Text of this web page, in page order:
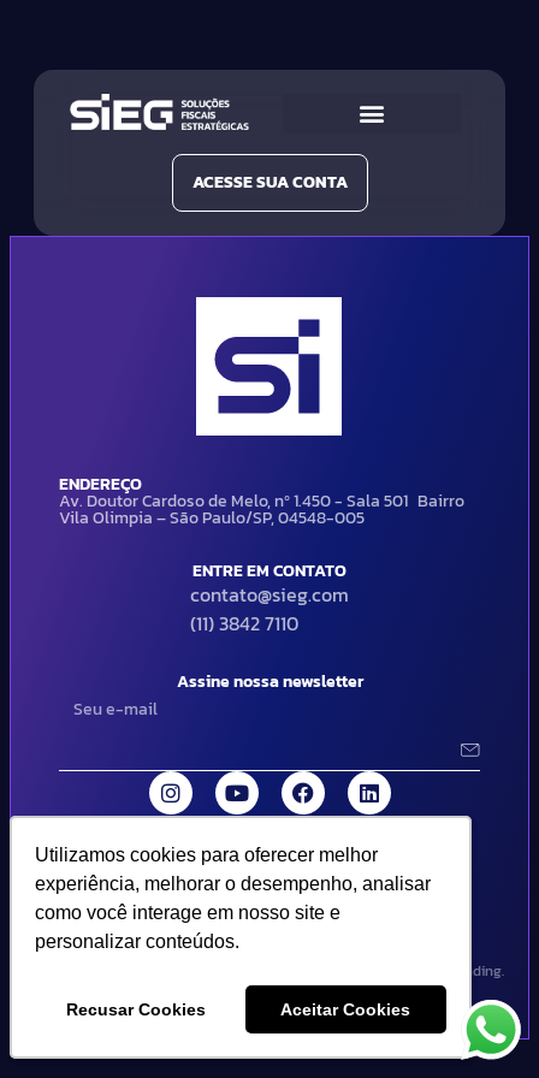
Utilizamos cookies para oferecer melhor
experiência, melhorar o desempenho, analisar
como você interage em nosso site e
personalizar conteúdos.
Recusar Cookies Aceitar Cookies
Utilizamos cookies para oferecer melhor
experiência, melhorar o desempenho, analisar
como você interage em nosso site e
personalizar conteúdos.
Recusar Cookies Aceitar Cookies
ACESSE SUA CONTA
ENDEREÇO
Av. Doutor Cardoso de Melo, nº 1.450 - Sala 501 Bairro
Vila Olimpia – São Paulo/SP, 04548-005
ENTRE EM CONTATO
contato@sieg.com
(11) 3842 7110
Assine nossa newsletter
© 2024 SIEG Soluções Fiscais Estratégicas. Todos os direitos
reservados | Termos de uso e política de privacidade..
Design por Empória Branding.